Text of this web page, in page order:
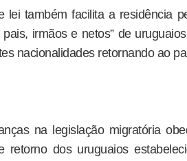
lei também facilita a residência
pais, irmãos e netos” de
nacionalidades retornando ao
na legislação migratória
retorno dos uruguaios